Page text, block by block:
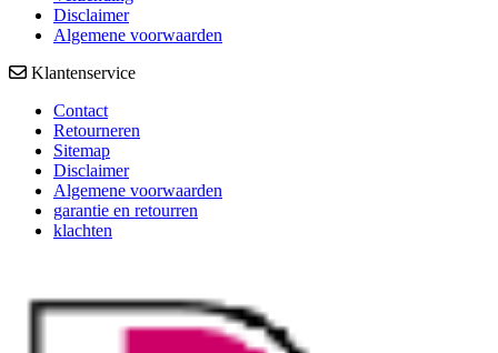
Disclaimer
Algemene voorwaarden
Klantenservice
Contact
Retourneren
Sitemap
Disclaimer
Algemene voorwaarden
garantie en retourren
klachten